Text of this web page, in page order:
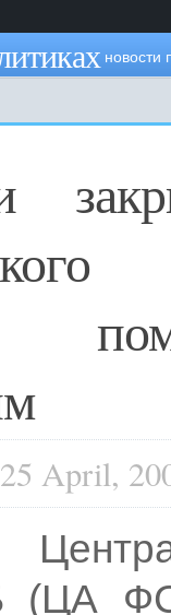
новости
April,
(ЦА